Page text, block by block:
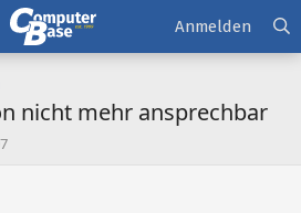
Anmelden
nicht mehr ansprechbar